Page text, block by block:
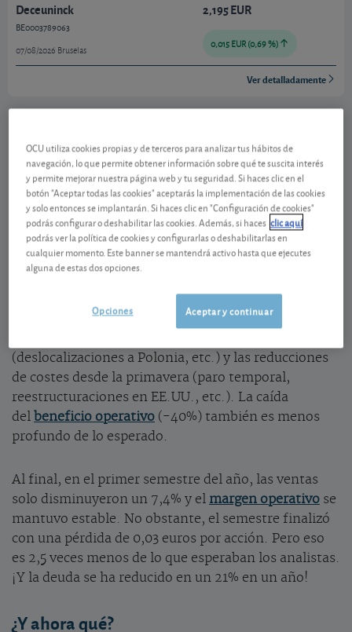
Deceuninck
BE0003789063
07/08/2026 Bruselas
2,195 EUR
0,015 EUR (0,69 %)
Ver detalladamente
En el segundo trimestre, la caída de
las ventas(-18,6%) fue menos severa de lo esperado.
Este descenso alcanzó el 24,6% en Europa y el 22,6%
en Turquía, pero avanzó un 1,2% en EE.UU. (gracias a
las ganancias en cuota de mercado y un sector de la
vivienda respaldado por los bajos tipos de interés y
el crecimiento de la población).
rentabilidadtambién ha limitado su caída gracias
(deslocalizaciones a Polonia, etc.) y las reducciones
de costes desde la primavera (paro temporal,
reestructuraciones en EE.UU., etc.). La caída
del beneficio operativo (-40%) también es menos
profundo de lo esperado.
Al final, en el primer semestre del año, las ventas
solo disminuyeron un 7,4% y el margen operativo se
mantuvo estable. No obstante, el semestre finalizó
con una pérdida de 0,03 euros por acción. Pero eso
es 2,5 veces menos de lo que esperaban los analistas.
¡Y la deuda se ha reducido en un 21% en un año!
¿Y ahora qué?
OCU utiliza cookies propias y de terceros para analizar tus hábitos de
navegación, lo que permite obtener información sobre qué te suscita interés
y permite mejorar nuestra página web y tu seguridad. Si haces clic en el
botón "Aceptar todas las cookies" aceptarás la implementación de las cookies
y solo entonces se implantarán. Si haces clic en "Configuración de cookies"
podrás configurar o deshabilitar las cookies. Además, si haces clic aquí
podrás ver la política de cookies y configurarlas o deshabilitarlas en
cualquier momento. Este banner se mantendrá activo hasta que ejecutes
alguna de estas dos opciones.
Aceptar y continuar
Opciones